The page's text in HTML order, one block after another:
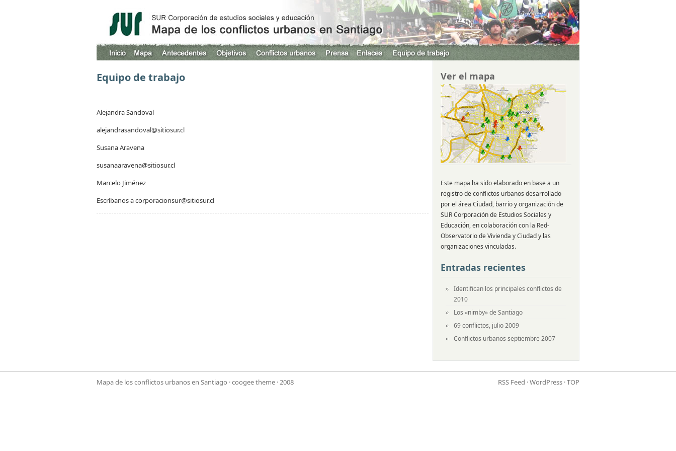
Equipo de trabajo
Alejandra Sandoval
alejandrasandoval@sitiosur.cl
Susana Aravena
susanaaravena@sitiosur.cl
Marcelo Jiménez
Escríbanos a corporacionsur@sitiosur.cl
Ver el mapa
Este mapa ha sido elaborado en base a un
registro de conflictos urbanos desarrollado
por el área Ciudad, barrio y organización de
SUR Corporación de Estudios Sociales y
Educación, en colaboración con la Red-
Observatorio de Vivienda y Ciudad y las
organizaciones vinculadas.
Entradas recientes
Identifican los principales conflictos de
2010
Los «nimby» de Santiago
69 conflictos, julio 2009
Conflictos urbanos septiembre 2007
Mapa de los conflictos urbanos en Santiago ·coogee theme · 2008 RSS Feed ·WordPress ·TOP